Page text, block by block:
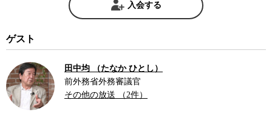
入会する
ゲスト
田中均 （たなか ひとし）
前外務省外務審議官
その他の放送 （2件）